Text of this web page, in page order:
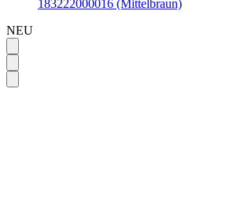
183222000016 (Mittelbraun)
NEU